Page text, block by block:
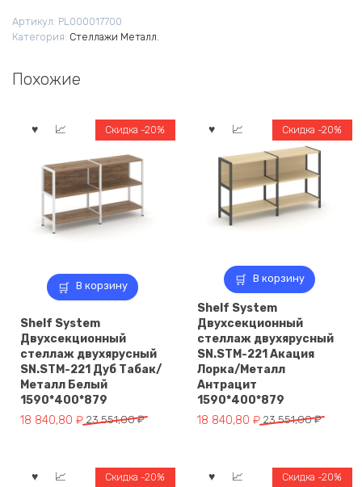
четырех/
трех/
с
431
Антрацит/
Белый/
Мет
Артикул: PL000017700
Категория: Стеллажи Металл.
Похожие
В корзину
Скидка -20%
Shelf System
Двухсекционный
стеллаж двухярусный
SN.STM-221 Дуб Табак/
Металл Белый
1590*400*879
23 551,00₽
Первоначальная
18 840,80 ₽
Текущая
840,80 ₽.
В корзину
Скидка -20%
Shelf System
Двухсекционный
стеллаж двухярусный
SN.STM-221 Акация
Лорка/Металл
Антрацит
1590*400*879
23 551,00₽
Первоначальная
18 840,80 ₽
Текущая
840,80 ₽.
Скидка -20% Скидка -20%